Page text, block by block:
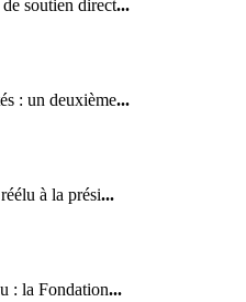
soutien direct...
: un deuxième...
à la prési...
: la Fondation...